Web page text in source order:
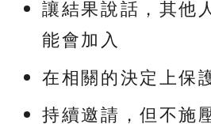
讓結果說話，其他
能會加入
在相關的決定上保
持續邀請，但不施